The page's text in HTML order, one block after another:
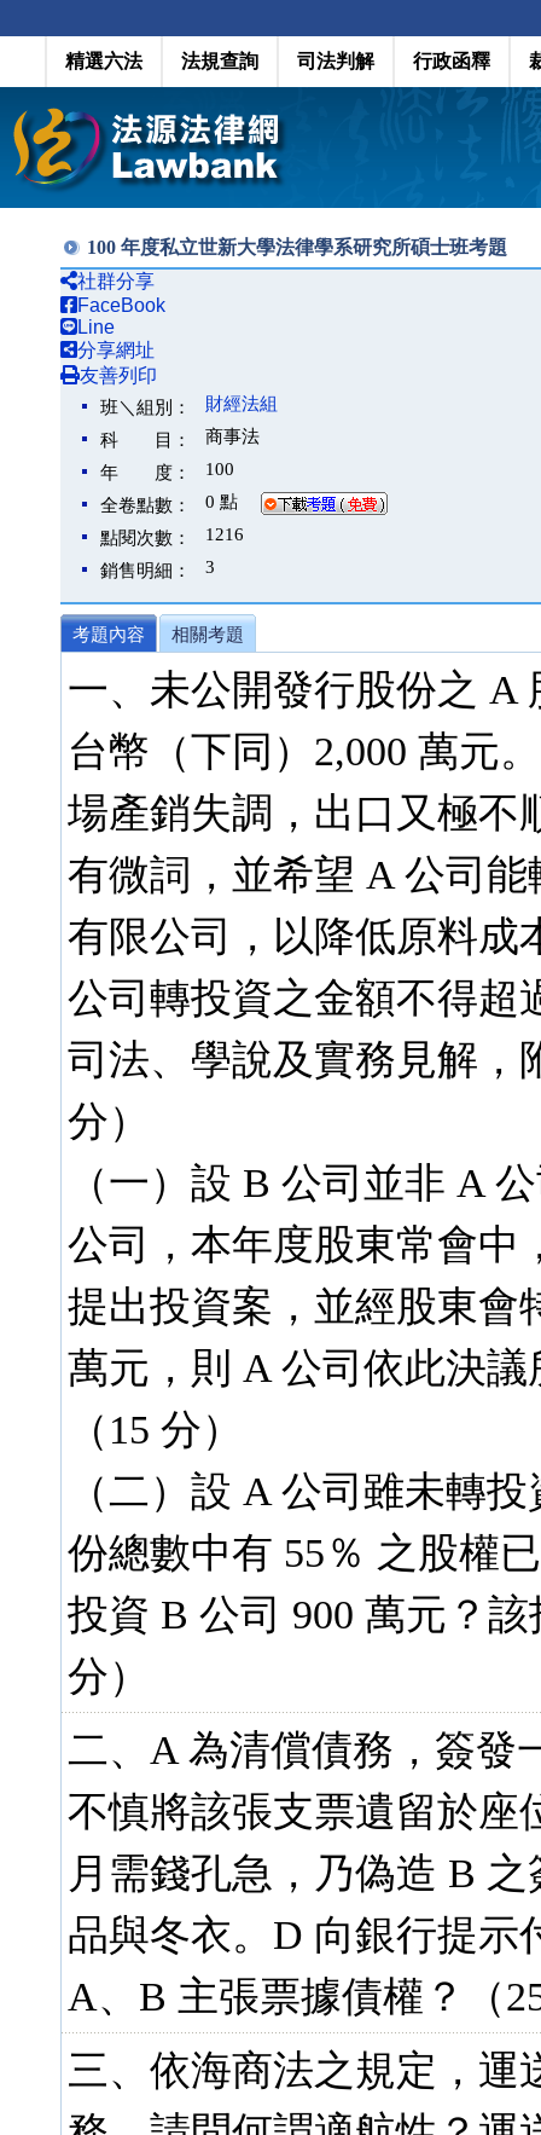
精選六法 法規查詢 司法判解 行政函釋
100 年度私立世新大學法律學系研究所碩士班考題
社群分享
FaceBook
Line
分享網址
友善列印
班＼組別：
財經法組
科 目：
商事法
年 度：
100
全卷點數：
0 點
點閱次數：
1216
銷售明細：
3
考題內容 相關考題
一、未公開發行股份之 A
台幣（下同）2,000 萬元
場產銷失調，出口又極不
有微詞，並希望 A 公司
有限公司，以降低原料成
公司轉投資之金額不得超
司法、學說及實務見解，
分）
（一）設 B 公司並非 A
公司，本年度股東常會中
提出投資案，並經股東會
萬元，則 A 公司依此決
（15 分）
（二）設 A 公司雖未轉
份總數中有 55％ 之股權
投資 B 公司 900 萬元？
分）
二、A 為清償債務，簽發
不慎將該張支票遺留於座
月需錢孔急，乃偽造 B
品與冬衣。D 向銀行提示
A、B 主張票據債權？（
三、依海商法之規定，運